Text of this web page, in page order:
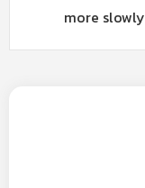
more slowly